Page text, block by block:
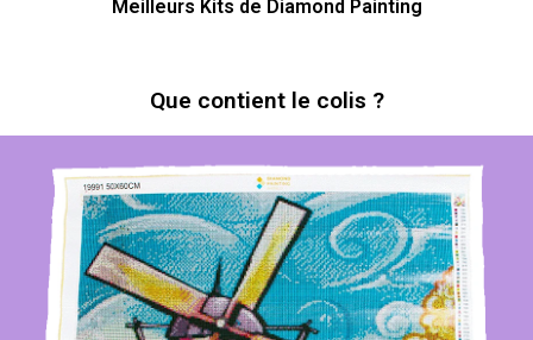
Meilleurs Kits de Diamond Painting
Que contient le colis ?